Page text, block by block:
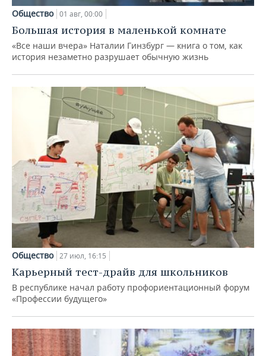
Общество 01 авг, 00:00
Большая история в маленькой комнате
«Все наши вчера» Наталии Гинзбург — книга о том, как
история незаметно разрушает обычную жизнь
Общество 27 июл, 16:15
Карьерный тест-драйв для школьников
В республике начал работу профориентационный форум
«Профессии будущего»